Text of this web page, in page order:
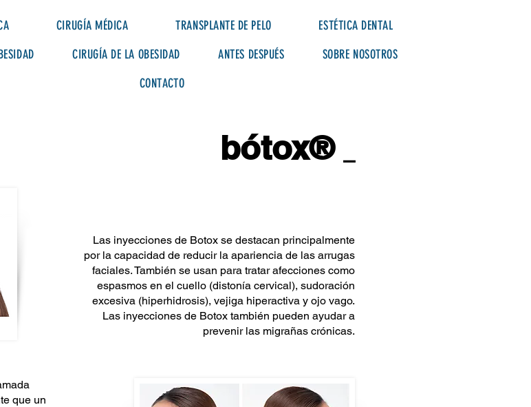
CIRUGÍA MÉDICA TRANSPLANTE DE PELO
ESTÉTICA DENTAL
CIRUGÍA DE LA OBESIDAD ANTES DESPUÉS
SOBRE NOSOTROS
CONTACTO
bótox®
Las inyecciones de Botox se destacan principalmente
por la capacidad de reducir la apariencia de las arrugas
faciales. También se usan para tratar afecciones como
espasmos en el cuello (distonía cervical), sudoración
excesiva (hiperhidrosis), vejiga hiperactiva y ojo vago.
Las inyecciones de Botox también pueden ayudar a
prevenir las migrañas crónicas.
que un